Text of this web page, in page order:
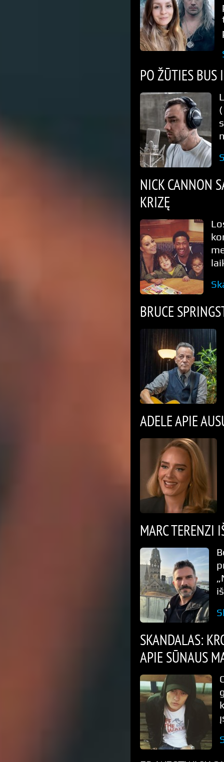
PO ŽŪTIES BUS
NICK CANNON
KRIZĘ
BRUCE
ADELE APIE
MARC TERENZI
SKANDALAS:
APIE SŪNAUS